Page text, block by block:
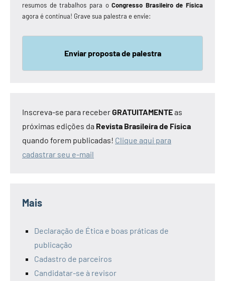
resumos de trabalhos para oCongresso Brasileiro de Física
agora é contínua! Grave sua palestra e envie:
Enviar proposta de palestra
Inscreva-se para receberGRATUITAMENTEas
próximas edições da Revista Brasileira de Física
quando forem publicadas! Clique aqui para
cadastrar seu e-mail
Mais
Declaração de Ética e boas práticas de
publicação
Cadastro de parceiros
Candidatar-se à revisor